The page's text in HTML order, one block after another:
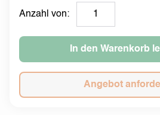
Anzahl von:
In den Warenkorb
Angebot